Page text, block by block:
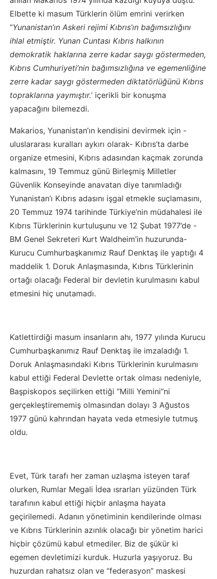
Elbette ki masum Türklerin ölüm emrini verirken
“Yunanistan’ın Askeri rejimi Kıbrıs’ın bağımsızlığını
ihlal etmiştir. Yunan Cuntası Kıbrıs halkının
demokratik haklarına zerre kadar saygı göstermeden,
Kıbrıs Cumhuriyeti’nin bağımsızlığına ve egemenliğine
zerre kadar saygı göstermeden diktatörlüğünü Kıbrıs
topraklarına yaymıştır.’ içerikli bir konuşma
yapacağını bilemezdi.
Makarios, Yunanistan’ın kendisini devirmek için -
uluslararası kuralları aykırı olarak- Kıbrıs’ta darbe
organize etmesini, Kıbrıs adasından kaçmak zorunda
kalmasını, 19 Temmuz günü Birleşmiş Milletler
Güvenlik Konseyinde anavatan diye tanımladığı
Yunanistan’ı Kıbrıs adasını işgal etmekle suçlamasını,
20 Temmuz 1974 tarihinde Türkiye’nin müdahalesi ile
Kıbrıs Türklerinin kurtuluşunu ve 12 Şubat 1977’de -
BM Genel Sekreteri Kurt Waldheim’in huzurunda-
Kurucu Cumhurbaşkanımız Rauf Denktaş ile yaptığı 4
maddelik 1. Doruk Anlaşmasında, Kıbrıs Türklerinin
ortağı olacağı Federal bir devletin kurulmasını kabul
etmesini hiç unutamadı.
Katlettirdiği masum insanların ahı, 1977 yılında Kurucu
Cumhurbaşkanımız Rauf Denktaş ile imzaladığı 1.
Doruk Anlaşmasındaki Kıbrıs Türklerinin kurulmasını
kabul ettiği Federal Devlette ortak olması nedeniyle,
Başpiskopos seçilirken ettiği “Milli Yemini”ni
gerçekleştirememiş olmasından dolayı 3 Ağustos
1977 günü kahrından hayata veda etmesiyle tutmuş
oldu.
Evet, Türk tarafı her zaman uzlaşma isteyen taraf
olurken, Rumlar Megali İdea ısrarları yüzünden Türk
tarafının kabul ettiği hiçbir anlaşma hayata
geçirilemedi. Adanın yönetiminin kendilerinde olması
ve Kıbrıs Türklerinin azınlık olacağı bir yönetim harici
hiçbir çözümü kabul etmediler. Biz de şükür ki
egemen devletimizi kurduk. Huzurla yaşıyoruz. Bu
huzurdan rahatsız olan ve “federasyon” maskesi